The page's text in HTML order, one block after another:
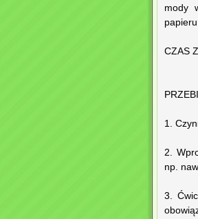
mody
CZAS
1.
2.
np.
3.